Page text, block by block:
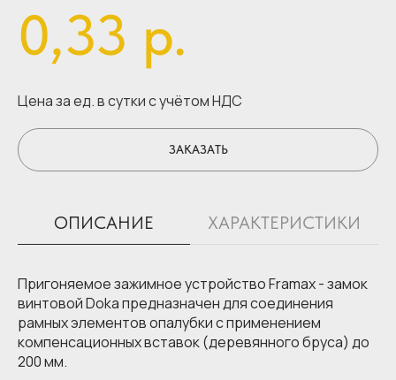
0,33 р.
Цена за ед.в сутки с учётом НДС
ЗАКАЗАТЬ
ОПИСАНИЕ ХАРАКТЕРИСТИКИ
Пригоняемое зажимное устройство Framax - замок
винтовой Doka предназначен для соединения
рамных элементов опалубки с применением
компенсационных вставок (деревянного бруса) до
200 мм.